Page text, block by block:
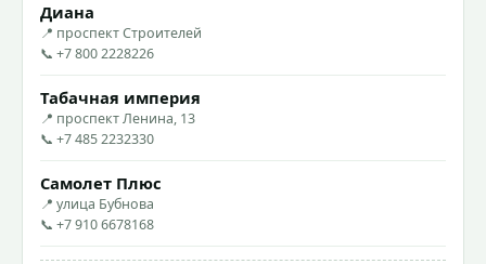
Диана
📍 проспект Строителей
📞 +7 800 2228226
Табачная империя
📍 проспект Ленина, 13
📞 +7 485 2232330
Самолет Плюс
📍 улица Бубнова
📞 +7 910 6678168